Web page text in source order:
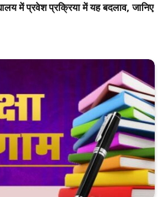
में प्रवेश प्रक्रिया में यह बदलाव, जानिए